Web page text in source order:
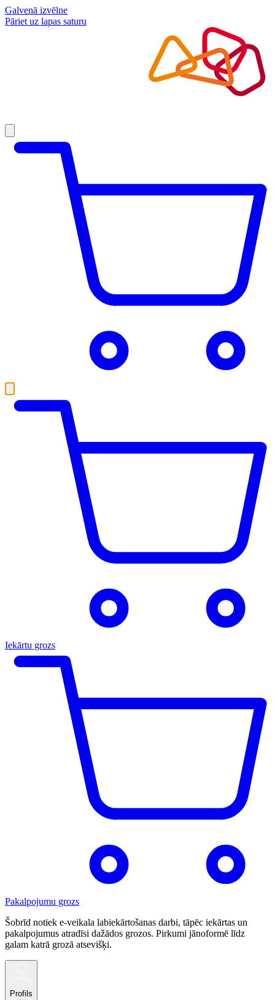
Galvenā izvēlne
Pāriet uz lapas saturu
Iekārtu grozs
Pakalpojumu grozs
Šobrīd notiek e-veikala labiekārtošanas darbi, tāpēc iekārtas un
pakalpojumus atradīsi dažādos grozos. Pirkumi jānoformē līdz
galam katrā grozā atsevišķi.
Profils